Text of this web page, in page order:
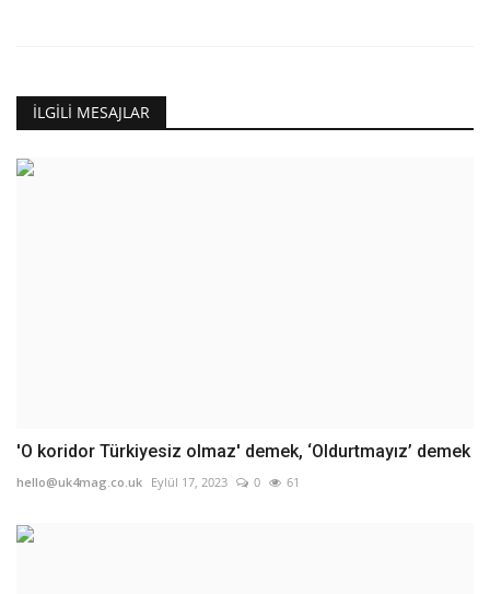
İLGILI MESAJLAR
'O koridor Türkiyesiz olmaz' demek, ‘Oldurtmayız’ demek
hello@uk4mag.co.uk Eylül 17, 2023 0 61